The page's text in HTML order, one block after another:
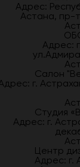
Адрес:
Астана, пр-
Адрес:
Салон
г.
Студия
Адрес: г.
Центр
Адрес: г.